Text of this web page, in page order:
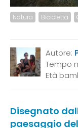
Natura Bicicletta
Autore:
Tempo
Età
Disegnato
paesaggio